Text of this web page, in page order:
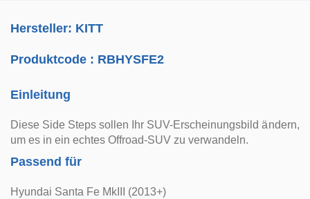
Hersteller: KITT
Produktcode : RBHYSFE2
Einleitung
Diese Side Steps sollen Ihr SUV-Erscheinungsbild ändern,
um es in ein echtes Offroad-SUV zu verwandeln.
Passend für
Hyundai Santa Fe MkIII (2013+)